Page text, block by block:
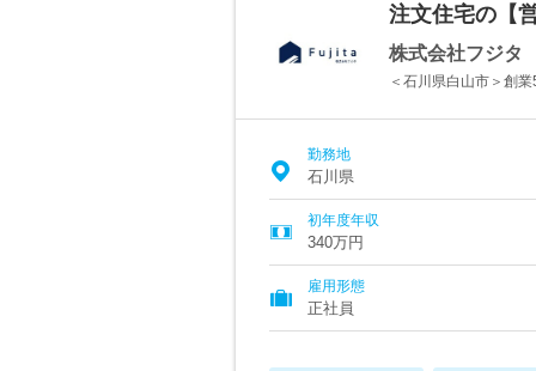
注文住宅の【
株式会社フジタ
＜石川県白山市＞創
勤務地
石川県
初年度年収
340万円
雇用形態
正社員